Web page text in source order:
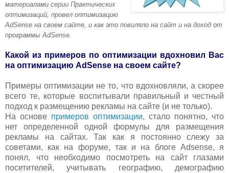
материалами серии Практических
оптимизаций, провел оптимизацию
AdSense на своем сайте, и как это повиляло на сайт и на доход от
программы AdSense.
Какой из примеров по оптимизации вдохновил Вас
на оптимизацию AdSense на своем сайте?
Примеры оптимизации не то, что вдохновляли, а скорее
всего те, которые воспитывали правильный и честный
подход к размещению рекламы на сайте (и не только).
На основе примеров оптимизации, стало понятно, что
нет определенной одной формулы для размещения
рекламы на сайтах. Так как я постоянно слежу за
советами, как на форуме, так и на блоге Adsense, я
понял, что необходимо посмотреть на сайт глазами
посетителей, учитывать географию, демографию